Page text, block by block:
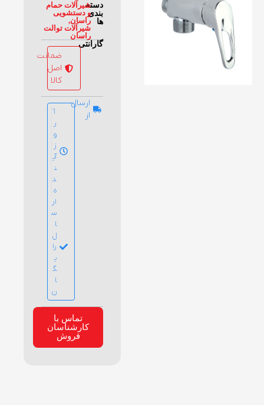
دسته
بندی
ها
شیرآلات حمام
و دستشویی
راسان,
شیرآلات توالت
راسان
گارانتی
ضمانت
اصل
کالا
ارسال
از
1
ر
و
ز
آی
ن
د
ه
ار
س
ا
ل
را
ی
گ
ا
ن
تماس با
کارشناسان
فروش